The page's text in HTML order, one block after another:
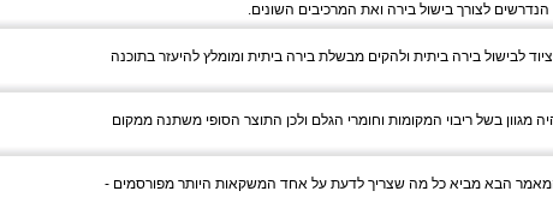
לצורך בישול בירה ואת המרכיבים השונים.
לבישול בירה ביתית ולהקים מבשלת בירה ביתית ומומלץ להיעזר בתוכנה
בשל ריבוי המקומות וחומרי הגלם ולכן התוצר הסופי משתנה ממקום
הבא מביא כל מה שצריך לדעת על אחד המשקאות היותר מפורסמים -